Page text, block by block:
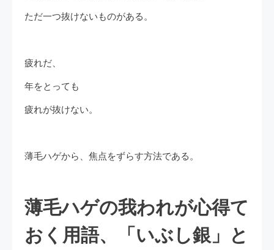
ただ一つ抜けないものがある。
疲れだ、
年をとっても
疲れが抜けない。
薄毛ハゲから、焦点をずらす方法である。
薄毛ハゲの我われが心得て
おく用語、「いぶし銀」と